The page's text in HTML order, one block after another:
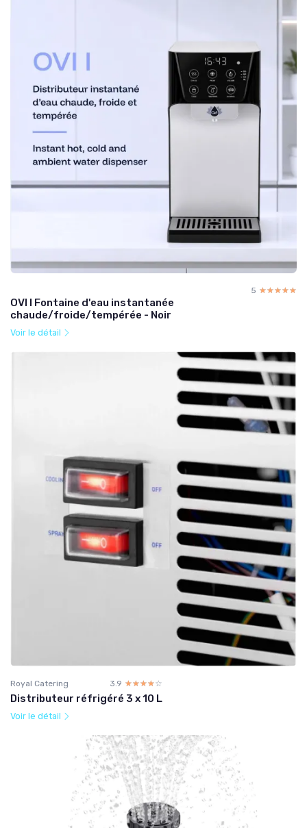
5 ☆☆☆☆☆
★★★★★
OVI I Fontaine d'eau instantanée
chaude/froide/tempérée - Noir
Voir le détail
Royal Catering 3.9 ☆☆☆☆☆
★★★★★
Distributeur réfrigéré 3 x 10 L
Voir le détail